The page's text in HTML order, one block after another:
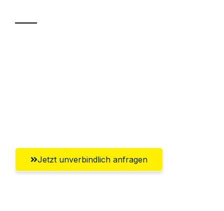
Jetzt unverbindlich anfragen